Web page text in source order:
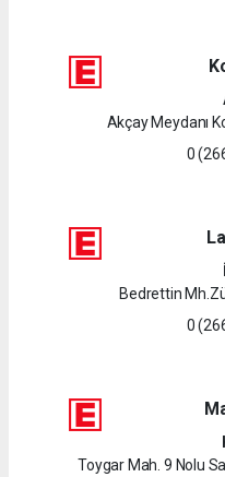
Akçay Meydanı
0
Bedrettin
0
Toygar Mah. 9 Nolu